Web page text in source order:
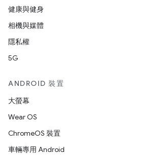
健康與健身
相機與媒體
隱私權
5G
ANDROID 裝置
大螢幕
Wear OS
ChromeOS 裝置
車輛專用 Android